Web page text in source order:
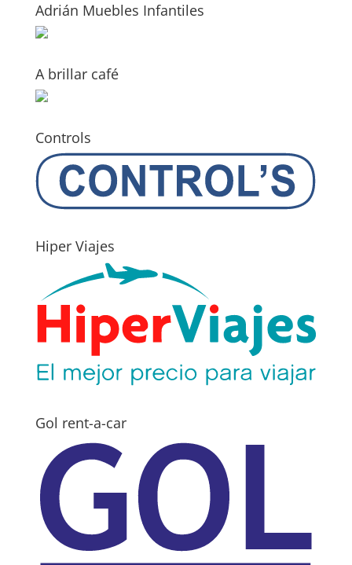
Adrián Muebles Infantiles
A brillar café
Controls
Hiper Viajes
Gol rent-a-car